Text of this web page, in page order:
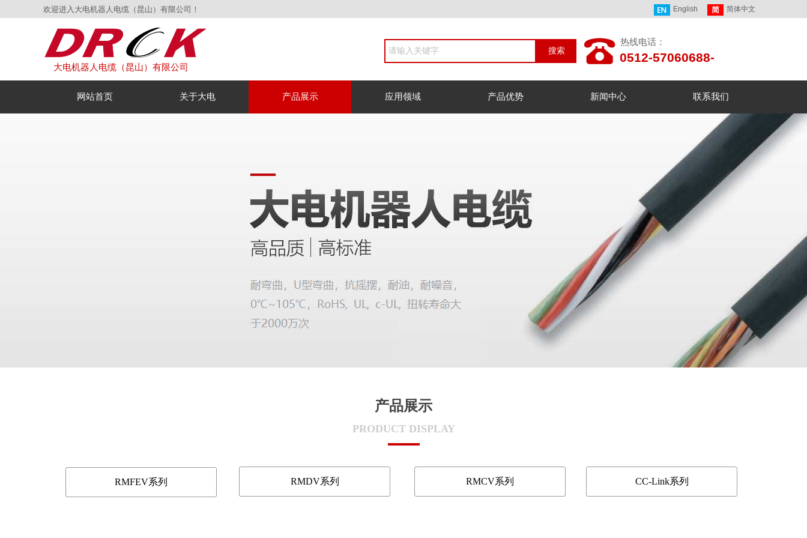
English 简体中文
欢迎进入大电机器人电缆（昆山）有限公司！
热线电话：
搜索
0512-57060688-
大电机器人电缆（昆山）有限公司
网站首页 关于大电 产品展示 应用领域 产品优势 新闻中心 联系我们
PRODUCT DISPLAY
产品展示
CC-Link系列
RMFEV系列 RMCV系列
RMDV系列